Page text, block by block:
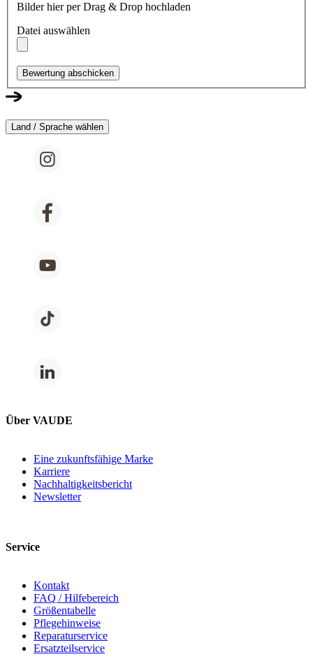
Bilder hier per Drag & Drop hochladen
Datei auswählen
Bewertung abschicken
Land / Sprache wählen
Über VAUDE
Eine zukunftsfähige Marke
Karriere
Nachhaltigkeitsbericht
Newsletter
Service
Kontakt
FAQ / Hilfebereich
Größentabelle
Pflegehinweise
Reparaturservice
Ersatzteilservice